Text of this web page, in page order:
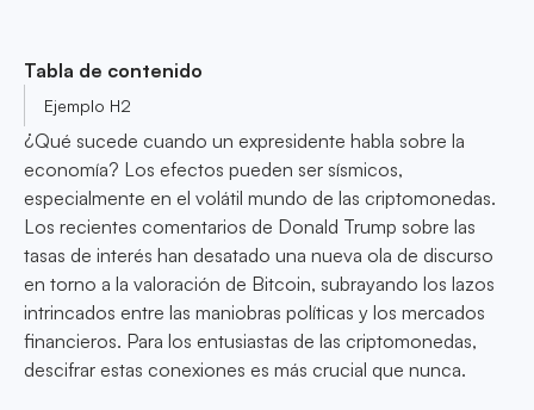
Tabla de contenido
Ejemplo H2
¿Qué sucede cuando un expresidente habla sobre la
economía? Los efectos pueden ser sísmicos,
especialmente en el volátil mundo de las criptomonedas.
Los recientes comentarios de Donald Trump sobre las
tasas de interés han desatado una nueva ola de discurso
en torno a la valoración de Bitcoin, subrayando los lazos
intrincados entre las maniobras políticas y los mercados
financieros. Para los entusiastas de las criptomonedas,
descifrar estas conexiones es más crucial que nunca.